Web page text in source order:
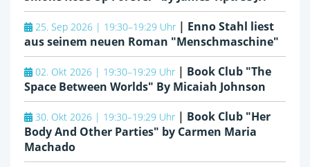
25. Sep 2026 | 19:30–19:29 Uhr | Enno Stahl liest
aus seinem neuen Roman "Menschmaschine"
02. Okt 2026 | 19:30–19:29 Uhr | Book Club "The
Space Between Worlds" By Micaiah Johnson
30. Okt 2026 | 19:30–19:29 Uhr | Book Club "Her
Body And Other Parties" by Carmen Maria
Machado